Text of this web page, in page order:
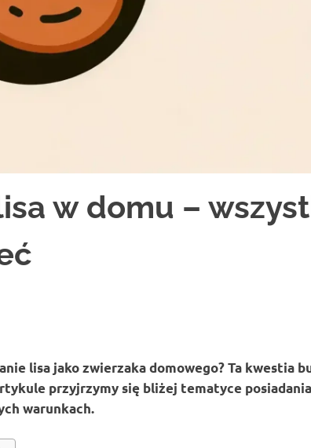
w domu –
lisa jako zwierzaka domowego? Ta kwestia
przyjrzymy się bliżej tematyce
warunkach.